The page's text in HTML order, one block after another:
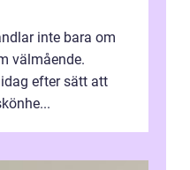
inte bara om
välmående.
efter sätt att